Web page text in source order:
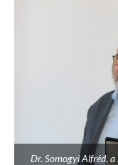
Dr. Somogyi Alfréd,